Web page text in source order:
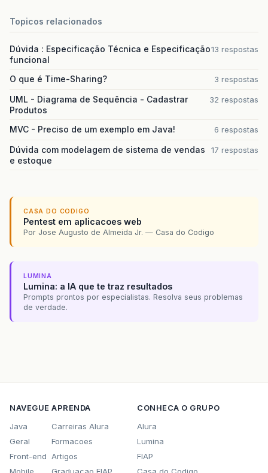
Topicos relacionados
Dúvida : Especificação Técnica e Especificação
funcional
13 respostas
O que é Time-Sharing? 3 respostas
UML - Diagrama de Sequência - Cadastrar
Produtos
32 respostas
MVC - Preciso de um exemplo em Java! 6 respostas
Dúvida com modelagem de sistema de vendas
e estoque
17 respostas
CASA DO CODIGO
Pentest em aplicacoes web
Por Jose Augusto de Almeida Jr. — Casa do Codigo
LUMINA
Lumina: a IA que te traz resultados
Prompts prontos por especialistas. Resolva seus problemas
de verdade.
NAVEGUE
Java
Geral
Front-end
APRENDA
Carreiras Alura
Formacoes
Artigos
CONHECA O GRUPO
Alura
Lumina
FIAP